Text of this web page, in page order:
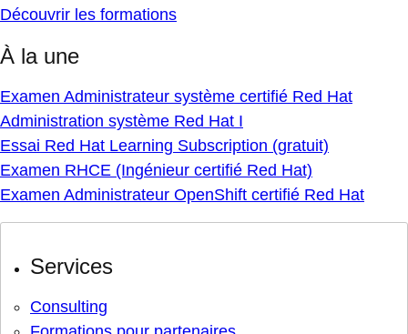
Découvrir les formations
À la une
Examen Administrateur système certifié Red Hat
Administration système Red Hat I
Essai Red Hat Learning Subscription (gratuit)
Examen RHCE (Ingénieur certifié Red Hat)
Examen Administrateur OpenShift certifié Red Hat
Services
Consulting